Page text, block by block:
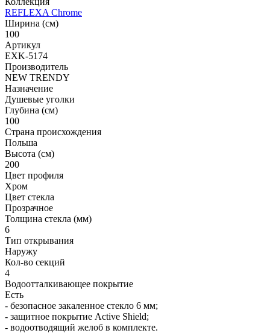
REFLEXA Chrome
Ширина (см)
100
Артикул
EXK-5174
Производитель
NEW TRENDY
Назначение
Душевые уголки
Глубина (см)
100
Страна происхождения
Польша
Высота (см)
200
Цвет профиля
Хром
Цвет стекла
Прозрачное
Толщина стекла (мм)
6
Тип открывания
Наружу
Кол-во секций
4
Водоотталкивающее покрытие
Есть
- безопасное закаленное стекло 6 мм;
- защитное покрытие Active Shield;
- водоотводящий желоб в комплекте.